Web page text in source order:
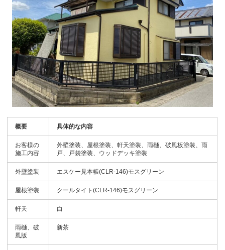
概要 具体的な内容
お客様の
施工内容
外壁塗装、屋根塗装、軒天塗装、雨樋、破風板塗装、雨
戸、戸袋塗装、ウッドデッキ塗装
外壁塗装 エスケー見本帳(CLR-146)モスグリーン
屋根塗装 クールタイト(CLR-146)モスグリーン
軒天 白
雨樋、破
風版
新茶